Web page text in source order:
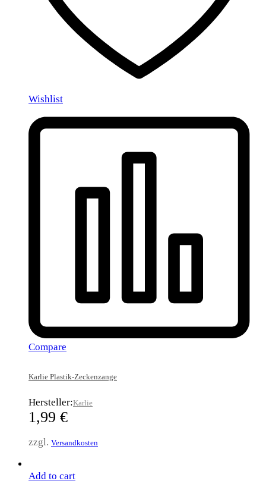
Wishlist
Compare
Karlie Plastik-Zeckenzange
Hersteller:Karlie
1,99 €
zzgl. Versandkosten
Add to cart